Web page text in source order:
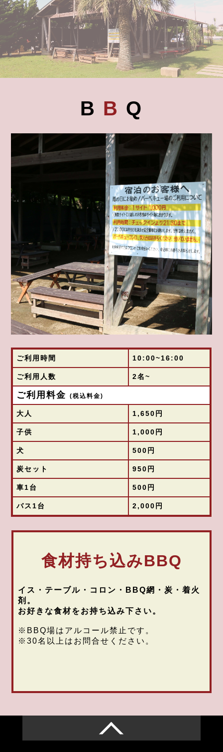
B B Q
ご利用時間 10:00~16:00
ご利用人数 2名~
ご利用料金(税込料金)
大人 1,650円
子供 1,000円
犬 500円
炭セット 950円
車1台 500円
バス1台 2,000円
食材持ち込みBBQ
イス・テーブル・コロン・BBQ網・炭・着火
剤。
お好きな食材をお持ち込み下さい。
※BBQ場はアルコール禁止です。
※30名以上はお問合せください。